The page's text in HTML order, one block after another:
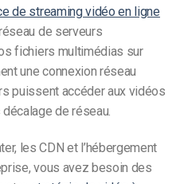
de streaming vidéo en ligne
de serveurs
fichiers multimédias sur
une connexion réseau
puissent accéder aux vidéos
de réseau.
les CDN et l’hébergement
vous avez besoin des